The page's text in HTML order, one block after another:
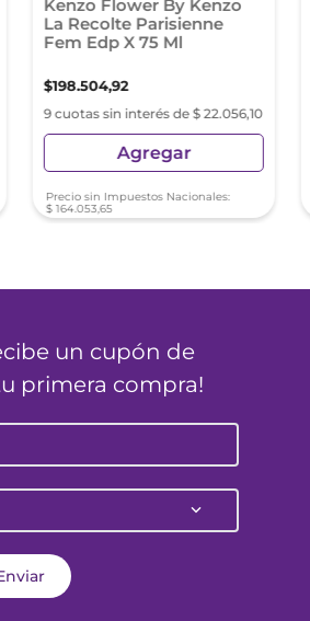
Kenzo Flower By Kenzo
La Recolte Parisienne
Fem Edp X 75 Ml
$198.504,92
9 cuotas sin interés de $ 22.056,10
Agregar
Precio sin Impuestos Nacionales:
$ 164.053,65
un cupón de
primera compra!